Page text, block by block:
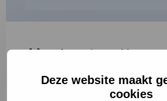
Deze website maakt
cookies
"*" geeft vereiste velden aan
2